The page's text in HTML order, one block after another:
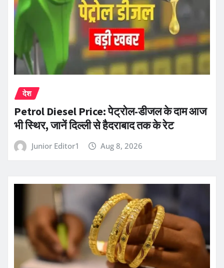
देश
Petrol Diesel Price: पेट्रोल-डीजल के दाम आज
भी स्थिर, जानें दिल्ली से हैदराबाद तक के रेट
Junior Editor1 Aug 8, 2026